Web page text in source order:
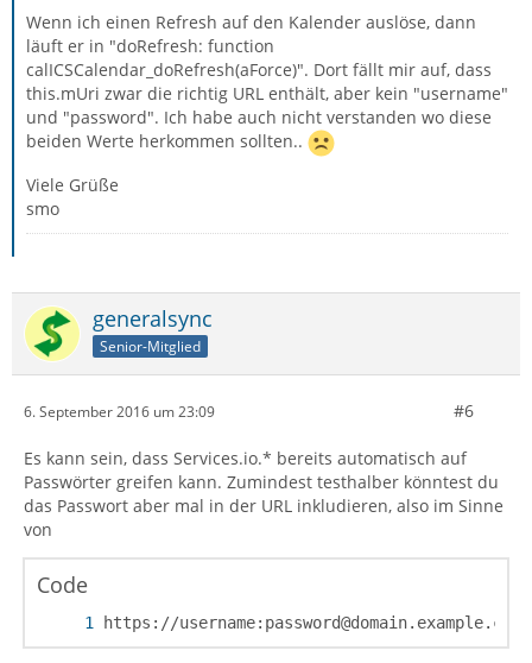
Wenn ich einen Refresh auf den Kalender auslöse, dann
läuft er in "doRefresh: function
calICSCalendar_doRefresh(aForce)". Dort fällt mir auf, dass
this.mUri zwar die richtig URL enthält, aber kein "username"
und "password". Ich habe auch nicht verstanden wo diese
beiden Werte herkommen sollten..
Viele Grüße
smo
generalsync
Senior-Mitglied
6. September 2016 um 23:09 #6
Es kann sein, dass Services.io.* bereits automatisch auf
Passwörter greifen kann. Zumindest testhalber könntest du
das Passwort aber mal in der URL inkludieren, also im Sinne
von
Code
https://